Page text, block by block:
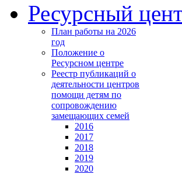
Ресурсный
План работы на 2026
год
Положение о
Ресурсном центре
Реестр публикаций о
деятельности центров
помощи детям по
сопровождению
замещающих семей
2016
2017
2018
2019
2020